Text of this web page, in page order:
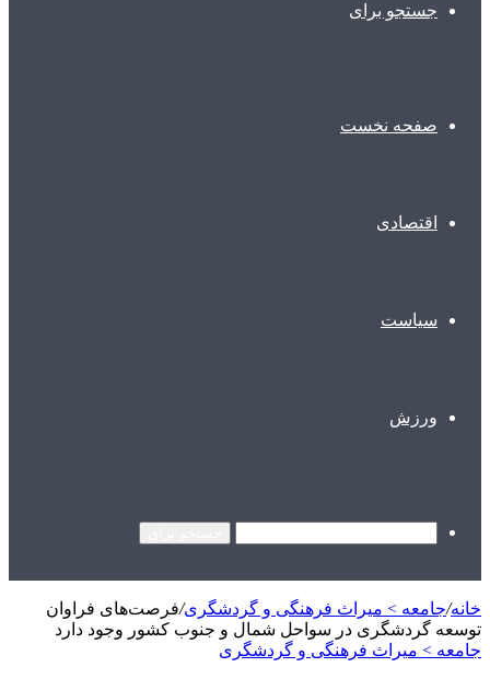
جستجو برای
صفحه نخست
اقتصادی
سیاست
ورزش
خانه/جامعه > میراث فرهنگی و گردشگری/فرصت‌های فراوان
توسعه گردشگری در سواحل شمال و جنوب کشور وجود دارد
جامعه > میراث فرهنگی و گردشگری